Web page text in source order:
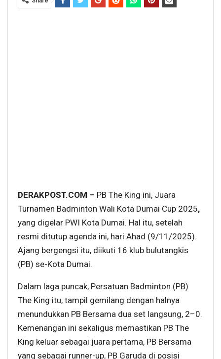
DERAKPOST.COM – PB The King ini, Juara
Turnamen Badminton Wali Kota Dumai Cup 2025,
yang digelar PWI Kota Dumai. Hal itu, setelah
resmi ditutup agenda ini, hari Ahad (9/11/2025).
Ajang bergengsi itu, diikuti 16 klub bulutangkis
(PB) se-Kota Dumai.
Dalam laga puncak, Persatuan Badminton (PB)
The King itu, tampil gemilang dengan halnya
menundukkan PB Bersama dua set langsung, 2–0.
Kemenangan ini sekaligus memastikan PB The
King keluar sebagai juara pertama, PB Bersama
yang sebagai runner-up, PB Garuda di posisi